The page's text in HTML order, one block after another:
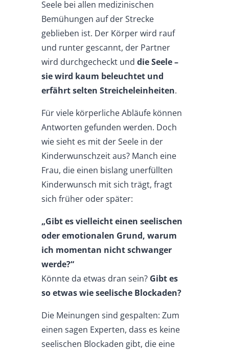
Seele bei allen medizinischen
Bemühungen auf der Strecke
geblieben ist. Der Körper wird rauf
und runter gescannt, der Partner
wird durchgecheckt und die Seele –
sie wird kaum beleuchtet und
erfährt selten Streicheleinheiten.
Für viele körperliche Abläufe können
Antworten gefunden werden. Doch
wie sieht es mit der Seele in der
Kinderwunschzeit aus? Manch eine
Frau, die einen bislang unerfüllten
Kinderwunsch mit sich trägt, fragt
sich früher oder später:
„Gibt es vielleicht einen seelischen
oder emotionalen Grund, warum
ich momentan nicht schwanger
werde?“
Könnte da etwas dran sein? Gibt es
so etwas wieseelische Blockaden?
Die Meinungen sind gespalten: Zum
einen sagen Experten, dass es keine
seelischen Blockaden gibt, die eine